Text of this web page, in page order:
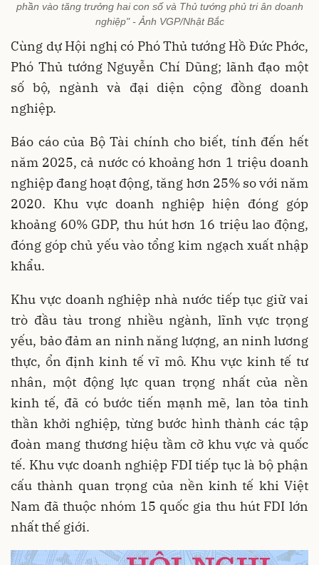
phần vào tăng trưởng hai con số và Thủ tướng phủ tri ân doanh
nghiệp" - Ảnh VGP/Nhật Bắc
Cùng dự Hội nghị có Phó Thủ tướng Hồ Đức Phớc,
Phó Thủ tướng Nguyễn Chí Dũng; lãnh đạo một
số bộ, ngành và đại diện cộng đồng doanh
nghiệp.
Báo cáo của Bộ Tài chính cho biết, tính đến hết
năm 2025, cả nước có khoảng hơn 1 triệu doanh
nghiệp đang hoạt động, tăng hơn 25% so với năm
2020. Khu vực doanh nghiệp hiện đóng góp
khoảng 60% GDP, thu hút hơn 16 triệu lao động,
đóng góp chủ yếu vào tổng kim ngạch xuất nhập
khẩu.
Khu vực doanh nghiệp nhà nước tiếp tục giữ vai
trò đầu tàu trong nhiều ngành, lĩnh vực trọng
yếu, bảo đảm an ninh năng lượng, an ninh lương
thực, ổn định kinh tế vĩ mô. Khu vực kinh tế tư
nhân, một động lực quan trọng nhất của nền
kinh tế, đã có bước tiến mạnh mẽ, lan tỏa tinh
thần khởi nghiệp, từng bước hình thành các tập
đoàn mang thương hiệu tầm cỡ khu vực và quốc
tế. Khu vực doanh nghiệp FDI tiếp tục là bộ phận
cấu thành quan trọng của nền kinh tế khi Việt
Nam đã thuộc nhóm 15 quốc gia thu hút FDI lớn
nhất thế giới.